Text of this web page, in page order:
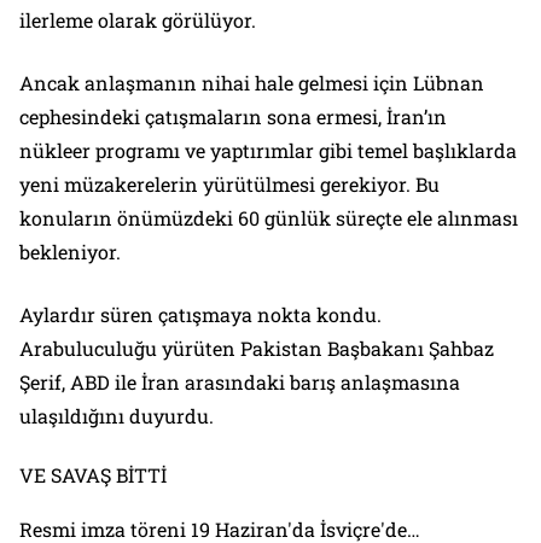
ilerleme olarak görülüyor.
Ancak anlaşmanın nihai hale gelmesi için Lübnan
cephesindeki çatışmaların sona ermesi, İran’ın
nükleer programı ve yaptırımlar gibi temel başlıklarda
yeni müzakerelerin yürütülmesi gerekiyor. Bu
konuların önümüzdeki 60 günlük süreçte ele alınması
bekleniyor.
Aylardır süren çatışmaya nokta kondu.
Arabuluculuğu yürüten Pakistan Başbakanı Şahbaz
Şerif, ABD ile İran arasındaki barış anlaşmasına
ulaşıldığını duyurdu.
VE SAVAŞ BİTTİ
Resmi imza töreni 19 Haziran'da İsviçre'de…